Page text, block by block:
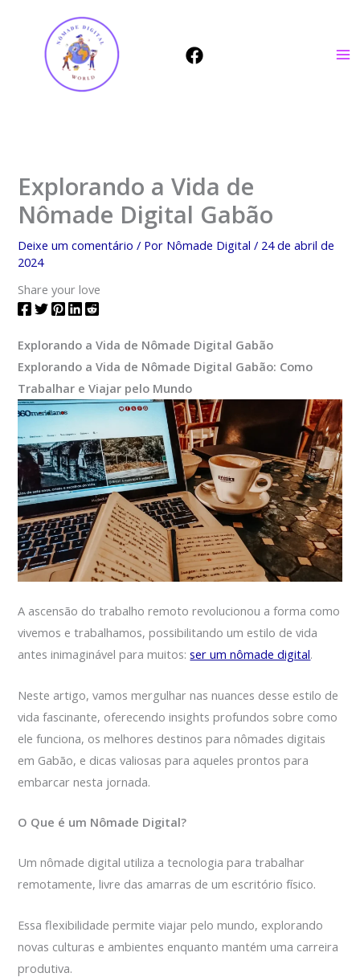
conteúdo
Explorando a Vida de
Nômade Digital Gabão
Deixe um comentário / Por Nômade Digital/ 24 de abril de
2024
Share your love
Explorando a Vida de Nômade Digital Gabão
Explorando a Vida de Nômade Digital Gabão: Como
Trabalhar e Viajar pelo Mundo
A ascensão do trabalho remoto revolucionou a forma como
vivemos e trabalhamos, possibilitando um estilo de vida
antes inimaginável para muitos:ser um nômade digital.
Neste artigo, vamos mergulhar nas nuances desse estilo de
vida fascinante, oferecendo insights profundos sobre como
ele funciona, os melhores destinos para nômades digitais
em Gabão, e dicas valiosas para aqueles prontos para
embarcar nesta jornada.
O Que é um Nômade Digital?
Um nômade digital utiliza a tecnologia para trabalhar
remotamente, livre das amarras de um escritório físico.
Essa flexibilidade permite viajar pelo mundo, explorando
novas culturas e ambientes enquanto mantém uma carreira
produtiva.